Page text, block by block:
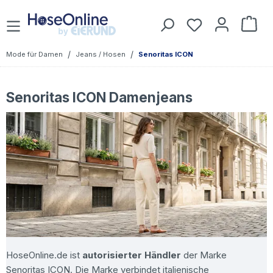
Zum Hauptinhalt springen Du hast 0
Mode für Damen / Jeans / Hosen / Senoritas ICON
Senoritas ICON Damenjeans
HoseOnline.de ist autorisierter Händler der Marke
Senoritas ICON. Die Marke verbindet italienische